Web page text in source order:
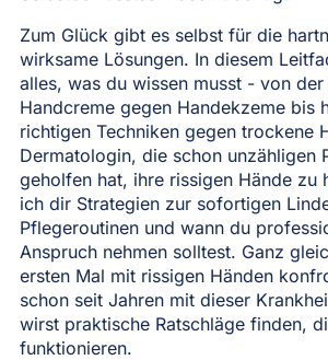
Zum Glück gibt es selbst für die
wirksame Lösungen. In diesem
alles, was du wissen musst - von der
Handcreme gegen Handekzeme bis
richtigen Techniken gegen trockene
Dermatologin, die schon unzähligen
geholfen hat, ihre rissigen Hände zu
ich dir Strategien zur sofortigen
Pflegeroutinen und wann du
Anspruch nehmen solltest. Ganz
ersten Mal mit rissigen Händen
schon seit Jahren mit dieser
wirst praktische Ratschläge finden,
funktionieren.